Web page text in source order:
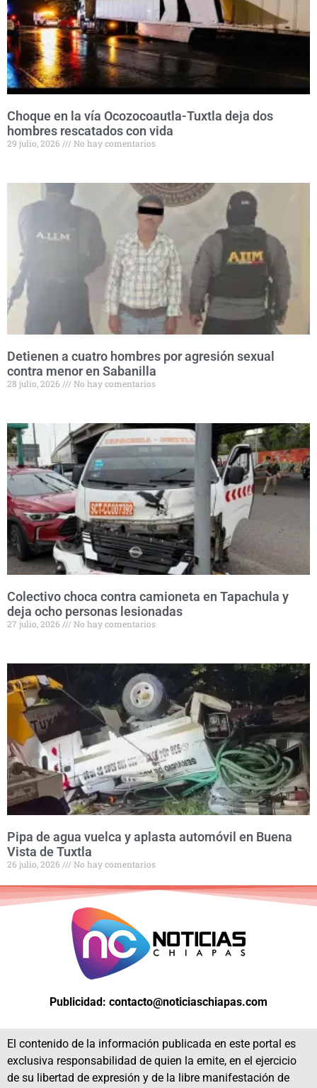
Choque en la vía Ocozocoautla-Tuxtla deja dos
hombres rescatados con vida
29 julio, 2026 No hay comentarios
Detienen a cuatro hombres por agresión sexual
contra menor en Sabanilla
28 julio, 2026 No hay comentarios
Colectivo choca contra camioneta en Tapachula y
deja ocho personas lesionadas
27 julio, 2026 No hay comentarios
Pipa de agua vuelca y aplasta automóvil en Buena
Vista de Tuxtla
26 julio, 2026 No hay comentarios
Publicidad: contacto@noticiaschiapas.com
El contenido de la información publicada en este portal es
exclusiva responsabilidad de quien la emite, en el ejercicio
de su libertad de expresión y de la libre manifestación de